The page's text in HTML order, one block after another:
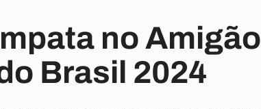
no Amigão
Brasil 2024